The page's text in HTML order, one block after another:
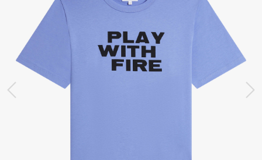
前の画像